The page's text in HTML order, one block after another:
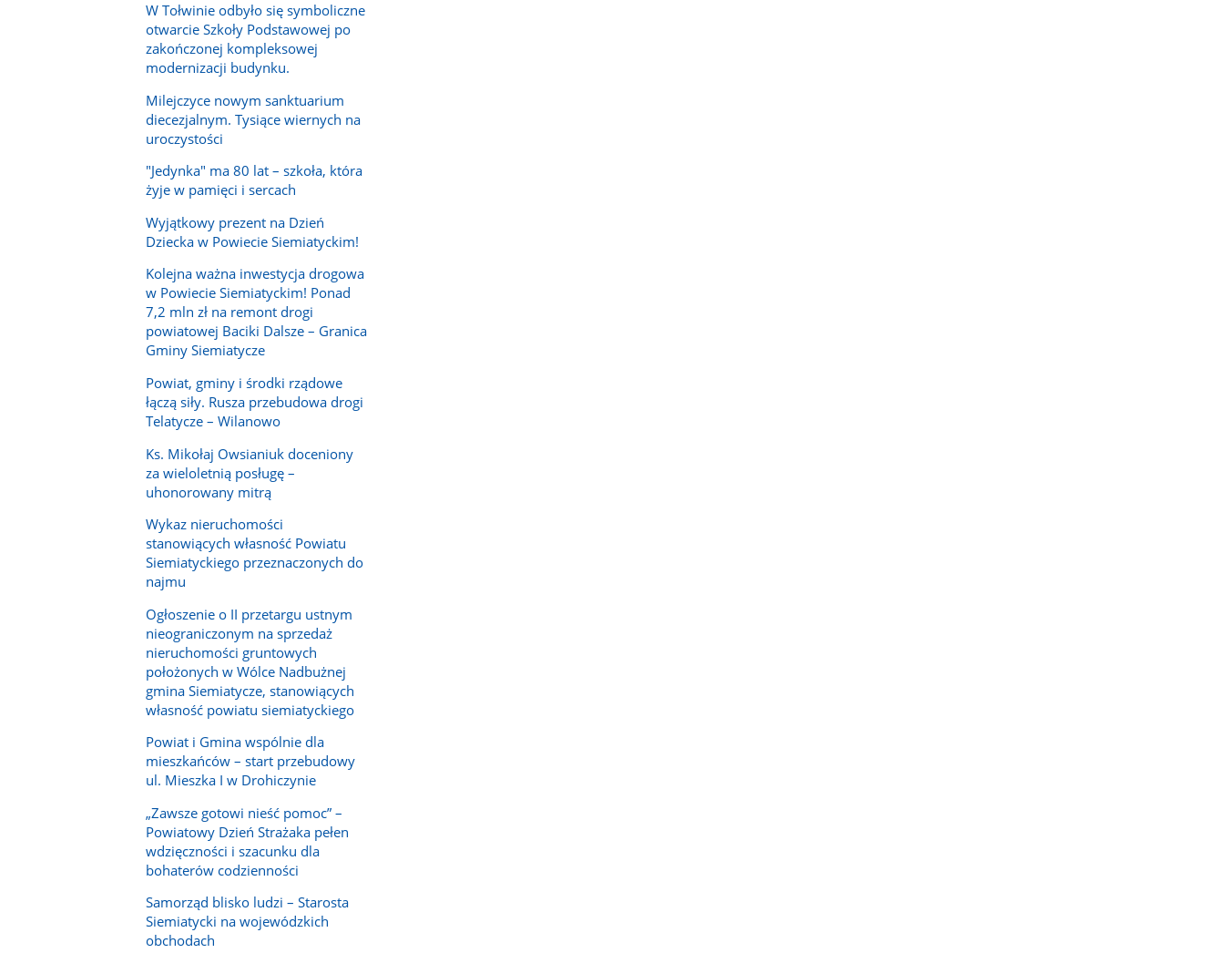
W Tołwinie odbyło się symboliczne
otwarcie Szkoły Podstawowej po
zakończonej kompleksowej
modernizacji budynku.
Milejczyce nowym sanktuarium
diecezjalnym. Tysiące wiernych na
uroczystości
"Jedynka" ma 80 lat – szkoła, która
żyje w pamięci i sercach
Wyjątkowy prezent na Dzień
Dziecka w Powiecie Siemiatyckim!
Kolejna ważna inwestycja drogowa
w Powiecie Siemiatyckim! Ponad
7,2 mln zł na remont drogi
powiatowej Baciki Dalsze – Granica
Gminy Siemiatycze
Powiat, gminy i środki rządowe
łączą siły. Rusza przebudowa drogi
Telatycze – Wilanowo
Ks. Mikołaj Owsianiuk doceniony
za wieloletnią posługę –
uhonorowany mitrą
Wykaz nieruchomości
stanowiących własność Powiatu
Siemiatyckiego przeznaczonych do
najmu
Ogłoszenie o II przetargu ustnym
nieograniczonym na sprzedaż
nieruchomości gruntowych
położonych w Wólce Nadbużnej
gmina Siemiatycze, stanowiących
własność powiatu siemiatyckiego
Powiat i Gmina wspólnie dla
mieszkańców – start przebudowy
ul. Mieszka I w Drohiczynie
„Zawsze gotowi nieść pomoc” –
Powiatowy Dzień Strażaka pełen
wdzięczności i szacunku dla
bohaterów codzienności
Samorząd blisko ludzi – Starosta
Siemiatycki na wojewódzkich
obchodach